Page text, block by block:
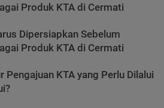
Produk KTA di Cermati
Dipersiapkan Sebelum
Produk KTA di Cermati
Pengajuan KTA yang Perlu Dilalui